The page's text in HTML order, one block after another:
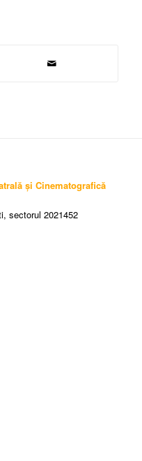
și Cinematografică
sectorul 2021452